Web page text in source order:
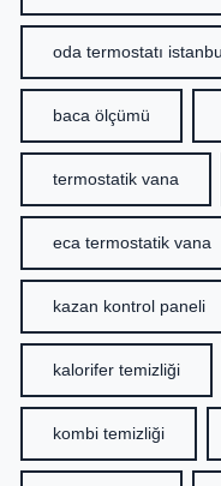
oda termostatı
baca ölçümü
termostatik vana
eca termostatik vana
kazan kontrol paneli
kalorifer temizliği
kombi temizliği